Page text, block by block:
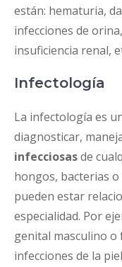
están: hematuria,
infecciones de
insuficiencia renal,
Infectología
La infectología es
diagnosticar,
infecciosasde
hongos, bacterias
pueden estar
especialidad. Por
genital masculino
infecciones de la